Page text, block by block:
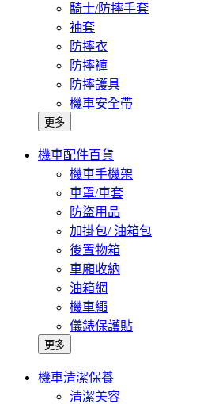
騎士/防摔手套
袖套
防摔衣
防摔褲
防摔護具
機車安全帶
更多
機車配件百貨
機車手機架
車罩/車套
防盜用品
加掛包/ 油箱包
後置物箱
車廂收納
油箱網
機車繩
儀錶保護貼
更多
機車清潔保養
清潔美容